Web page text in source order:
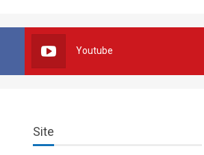
Youtube
Site